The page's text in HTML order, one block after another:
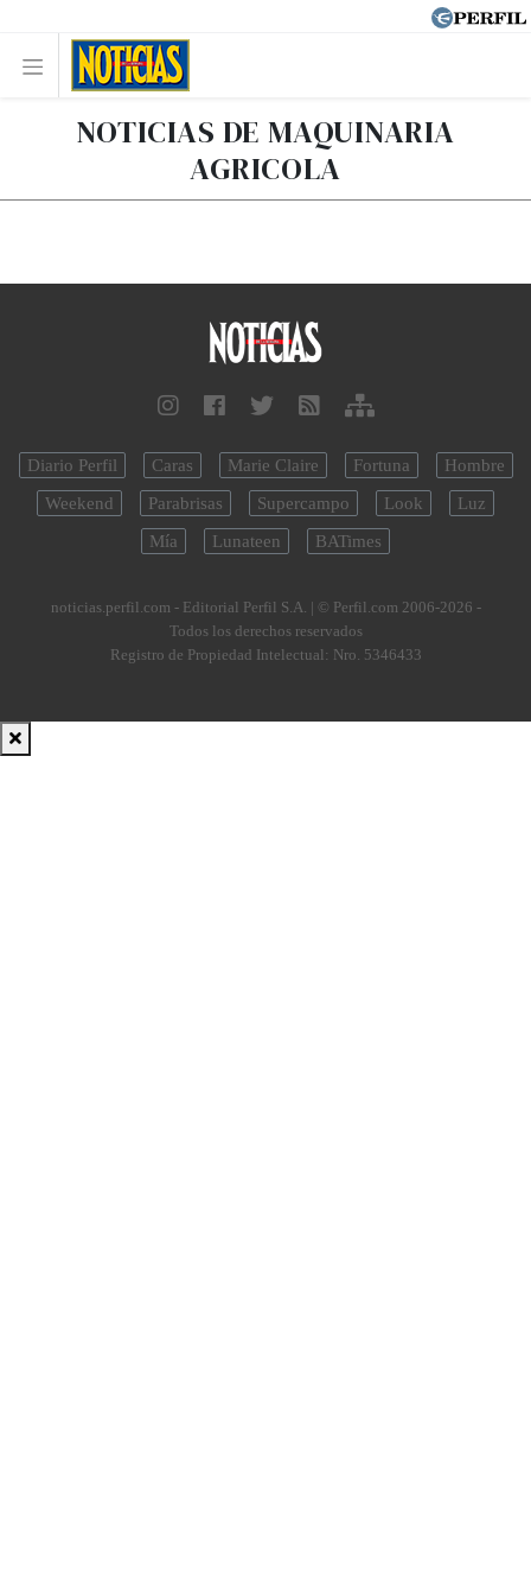
NOTICIAS DE MAQUINARIA
AGRICOLA
Diario Perfil Caras Marie Claire Fortuna
Hombre
Weekend
Parabrisas Supercampo Look
Luz
Mía
Lunateen BATimes
noticias.perfil.com - Editorial Perfil S.A. | © Perfil.com 2006-2026 -
Todos los derechos reservados
Registro de Propiedad Intelectual: Nro. 5346433